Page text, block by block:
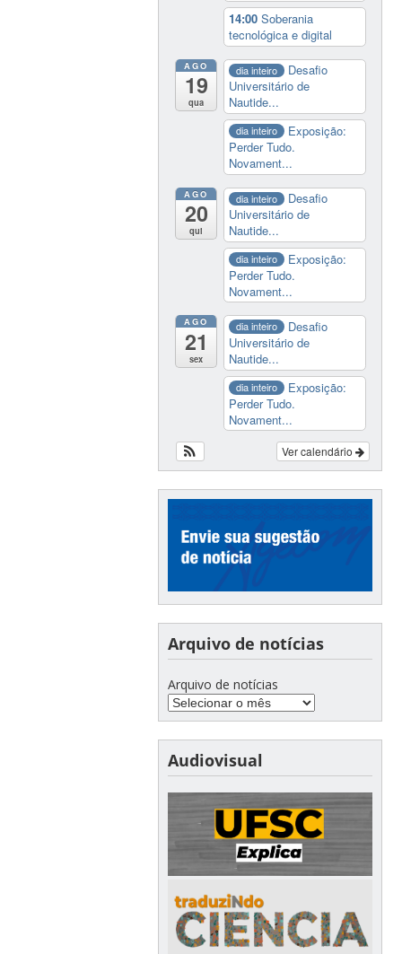
14:00Soberania
tecnológica e digital
AGO
19
qua
dia inteiro
Desafio
Universitário de
Nautide...
dia inteiro
Exposição:
Perder Tudo.
Novament...
AGO
20
qui
dia inteiro
Desafio
Universitário de
Nautide...
dia inteiro
Exposição:
Perder Tudo.
Novament...
AGO
21
sex
dia inteiro
Desafio
Universitário de
Nautide...
dia inteiro
Exposição:
Perder Tudo.
Novament...
Ver calendário
Arquivo de notícias
Arquivo de notícias
Audiovisual